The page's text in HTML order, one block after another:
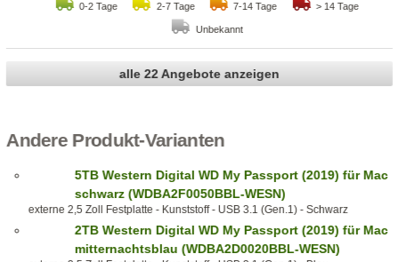
0-2 Tage 2-7 Tage 7-14 Tage > 14 Tage
Unbekannt
alle 22 Angebote anzeigen
Andere Produkt-Varianten
5TB Western Digital WD My Passport (2019) für Mac
schwarz (WDBA2F0050BBL-WESN)
externe 2,5 Zoll Festplatte - Kunststoff - USB 3.1 (Gen.1) - Schwarz
2TB Western Digital WD My Passport (2019) für Mac
mitternachtsblau (WDBA2D0020BBL-WESN)